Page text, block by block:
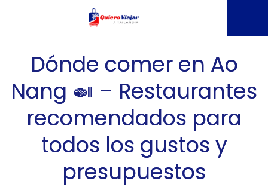
Dónde comer en Ao
Nang 🍛 – Restaurantes
recomendados para
todos los gustos y
presupuestos